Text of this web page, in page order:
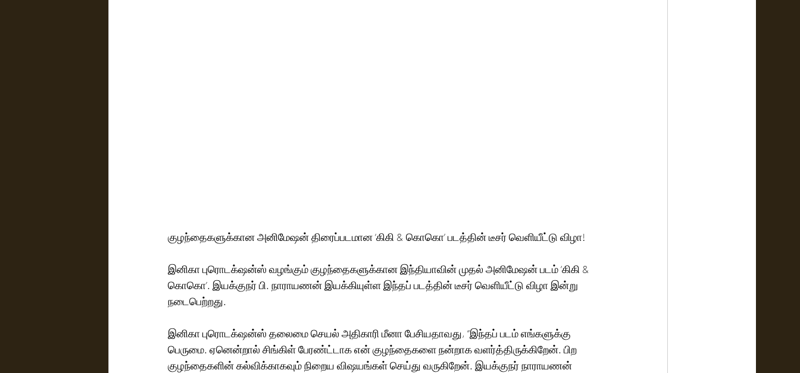
குழந்தைகளுக்கான அனிமேஷன் திரைப்படமான ‘கிகி & கொகொ’ படத்தின் டீசர் வெளியீட்டு விழா!
இனிகா புரொடக்‌ஷன்ஸ் வழங்கும் குழந்தைகளுக்கான இந்தியாவின் முதல் அனிமேஷன் படம் ‘கிகி &
கொகொ’. இயக்குநர் பி. நாராயணன் இயக்கியுள்ள இந்தப் படத்தின் டீசர் வெளியீட்டு விழா இன்று
நடைபெற்றது.
இனிகா புரொடக்‌ஷன்ஸ் தலைமை செயல் அதிகாரி மீனா பேசியதாவது, “இந்தப் படம் எங்களுக்கு
பெருமை. ஏனென்றால் சிங்கிள் பேரண்ட்டாக என் குழந்தைகளை நன்றாக வளர்த்திருக்கிறேன். பிற
குழந்தைகளின் கல்விக்காகவும் நிறைய விஷயங்கள் செய்து வருகிறேன். இயக்குநர் நாராயணன்